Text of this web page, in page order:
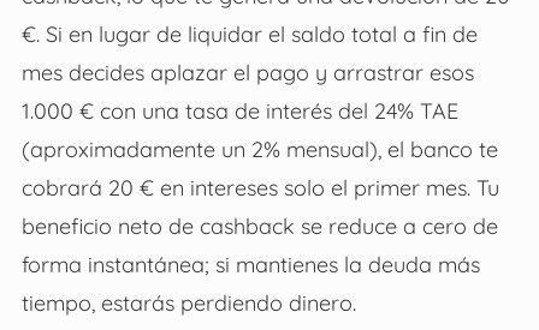
€. Si en lugar de liquidar el saldo total a fin de
mes decides aplazar el pago y arrastrar esos
1.000 € con una tasa de interés del 24% TAE
(aproximadamente un 2% mensual), el banco te
cobrará 20 € en intereses solo el primer mes. Tu
beneficio neto de cashback se reduce a cero de
forma instantánea; si mantienes la deuda más
tiempo, estarás perdiendo dinero.